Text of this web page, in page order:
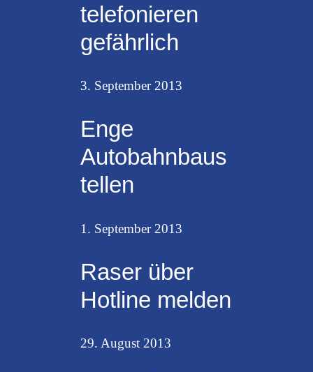
telefonieren
gefährlich
3. September 2013
Enge
Autobahnbaus
tellen
1. September 2013
Raser über
Hotline melden
29. August 2013